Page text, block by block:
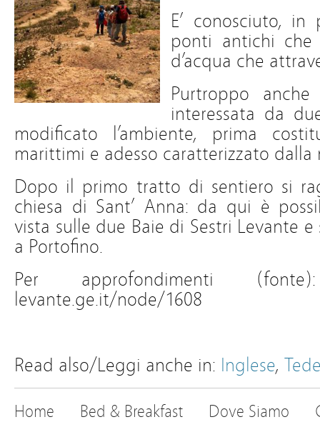
E’ conosciuto,
ponti antichi che
d’acqua che
Purtroppo
interessata da
modificato l’ambiente, prima
marittimi e adesso caratterizzato dalla
Dopo il primo tratto di sentiero si
chiesa di Sant’ Anna: da qui è
vista sulle due Baie di Sestri Levante
a Portofino.
Per approfondimenti (fonte):
levante.ge.it/node/1608
Read also/Leggi anche in: Inglese,
Home Bed & Breakfast Dove Siamo